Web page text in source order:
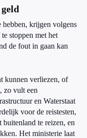
hebben, krijgen volgens
stoppen met het
de fout in gaan kan
kunnen verliezen, of
zo vult een
en Waterstaat
voor de reistesten,
buitenland te reizen, en
Het ministerie laat